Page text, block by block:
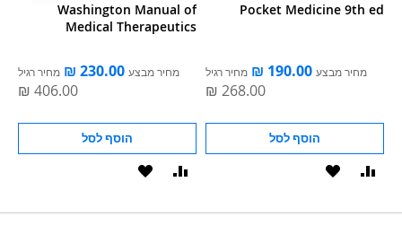
Washington Manual of
Medical Therapeutics
מחיר מבצע מחיר רגיל
הוסף לסל
הוסף
Pocket Medicine 9th ed
מחיר מבצע מחיר רגיל
הוסף לסל
הוסף